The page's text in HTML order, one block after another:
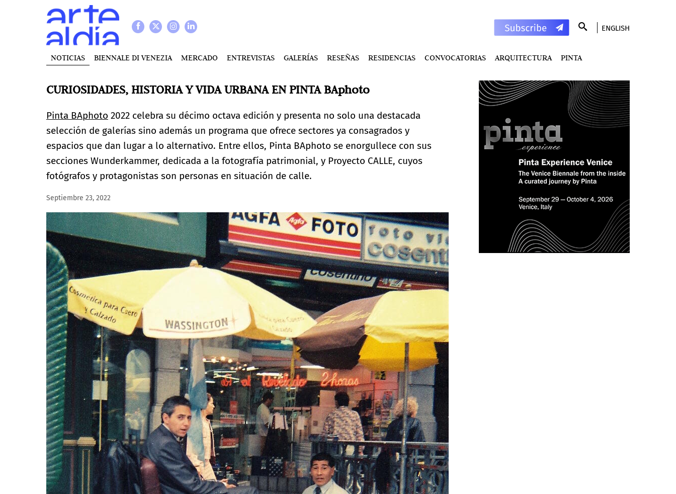
ENGLISH
NOTICIAS BIENNALE DI VENEZIA MERCADO ENTREVISTAS GALERÍAS RESEÑAS RESIDENCIAS CONVOCATORIAS ARQUITECTURA PINTA
CURIOSIDADES, HISTORIA Y VIDA URBANA EN PINTA BAphoto
Pinta BAphoto 2022 celebra su décimo octava edición y presenta no solo una destacada
selección de galerías sino además un programa que ofrece sectores ya consagrados y
espacios que dan lugar a lo alternativo. Entre ellos, Pinta BAphoto se enorgullece con sus
secciones Wunderkammer, dedicada a la fotografía patrimonial, y Proyecto CALLE, cuyos
fotógrafos y protagonistas son personas en situación de calle.
Septiembre 23, 2022